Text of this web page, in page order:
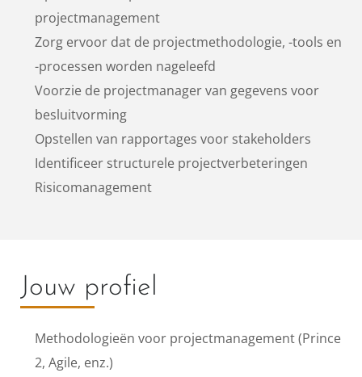
projectmanagement
Zorg ervoor dat de projectmethodologie, -tools en
-processen worden nageleefd
Voorzie de projectmanager van gegevens voor
besluitvorming
Opstellen van rapportages voor stakeholders
Identificeer structurele projectverbeteringen
Risicomanagement
Jouw profiel
Methodologieën voor projectmanagement (Prince
2, Agile, enz.)